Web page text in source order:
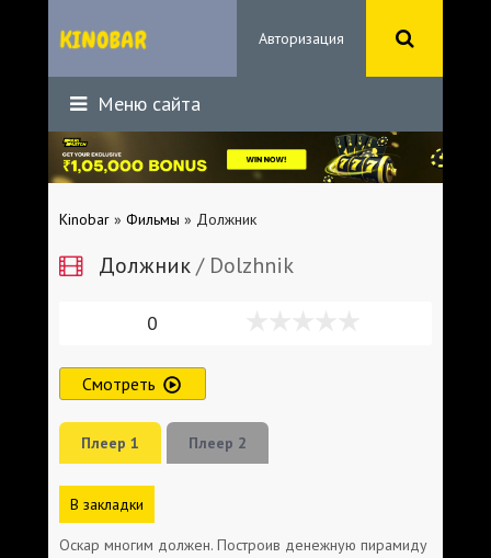
Авторизация
Меню сайта
Kinobar » Фильмы » Должник
Должник/ Dolzhnik
0
Смотреть
Плеер 1 Плеер 2
В закладки
Оскар многим должен. Построив денежную пирамиду